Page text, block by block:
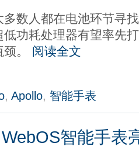
多数人都在电池环节寻
低功耗处理器有望率先
。 阅读全文
, Apollo, 智能手表
智能手表